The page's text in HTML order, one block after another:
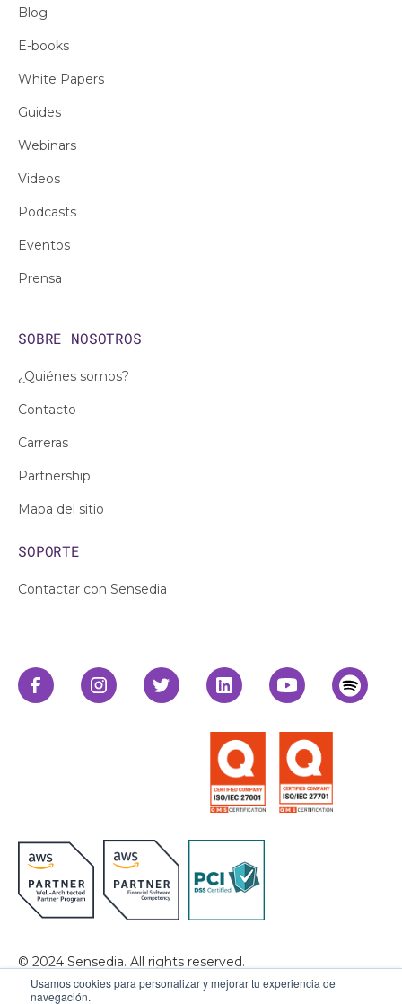
Usamos cookies para personalizar y mejorar tu experiencia de
navegación.
Blog
E-books
White Papers
Guides
Webinars
Videos
Podcasts
Eventos
Prensa
SOBRE NOSOTROS
¿Quiénes somos?
Contacto
Carreras
Partnership
Mapa del sitio
SOPORTE
Contactar con Sensedia
© 2024 Sensedia. All rights reserved.
Privacy Policy